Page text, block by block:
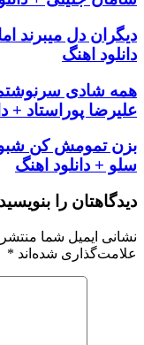
دیگران دل میبرند
دانلود اهنگ
همه شادی سرنوشتم
علیرضا پوراستاد +
بزن تمومش کن
سلو + دانلود اهنگ
دیدگاهتان را بنویسید
نشانی ایمیل شما
علامت‌گذاری شده‌اند *